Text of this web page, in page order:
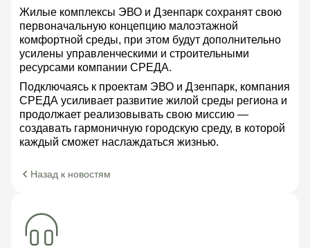
Жилые комплексы ЭВО и Дзенпарк сохранят свою
первоначальную концепцию малоэтажной
комфортной среды, при этом будут дополнительно
усилены управленческими и строительными
ресурсами компании СРЕДА.
Подключаясь к проектам ЭВО и Дзенпарк, компания
СРЕДА усиливает развитие жилой среды региона и
продолжает реализовывать свою миссию —
создавать гармоничную городскую среду, в которой
каждый сможет наслаждаться жизнью.
Назад к новостям